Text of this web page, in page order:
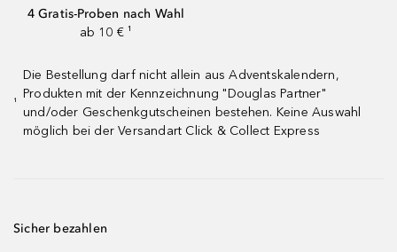
4 Gratis-Proben nach Wahl
ab 10 € ¹
¹
Die Bestellung darf nicht allein aus Adventskalendern,
Produkten mit der Kennzeichnung "Douglas Partner"
und/oder Geschenkgutscheinen bestehen. Keine Auswahl
möglich bei der Versandart Click & Collect Express
Sicher bezahlen